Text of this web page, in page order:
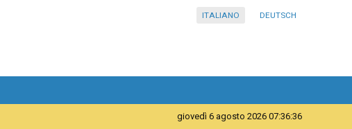
ITALIANO DEUTSCH
giovedì 6 agosto 2026 07:36:36